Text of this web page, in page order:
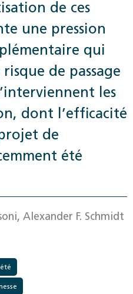
de ces
une pression
qui
de passage
les
dont l’efficacité
de
été
Alexander F. Schmidt